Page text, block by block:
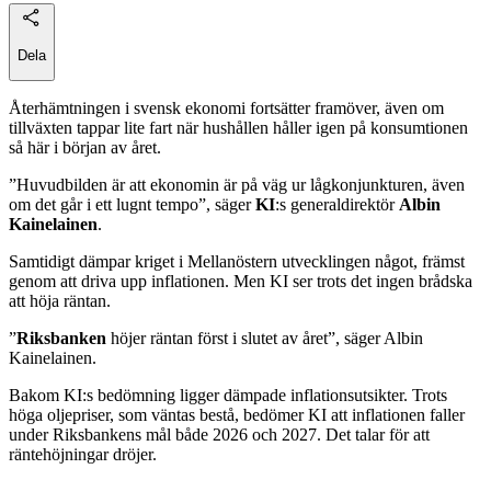
Dela
Återhämtningen i svensk ekonomi fortsätter framöver, även om
tillväxten tappar lite fart när hushållen håller igen på konsumtionen
så här i början av året.
”Huvudbilden är att ekonomin är på väg ur lågkonjunkturen, även
om det går i ett lugnt tempo”, sägerKI:s generaldirektör Albin
Kainelainen.
Samtidigt dämpar kriget i Mellanöstern utvecklingen något, främst
genom att driva upp inflationen. Men KI ser trots det ingen brådska
att höja räntan.
”Riksbanken höjer räntan först i slutet av året”, säger Albin
Kainelainen.
Bakom KI:s bedömning ligger dämpade inflationsutsikter. Trots
höga oljepriser, som väntas bestå, bedömer KI att inflationen faller
under Riksbankens mål både 2026 och 2027. Det talar för att
räntehöjningar dröjer.